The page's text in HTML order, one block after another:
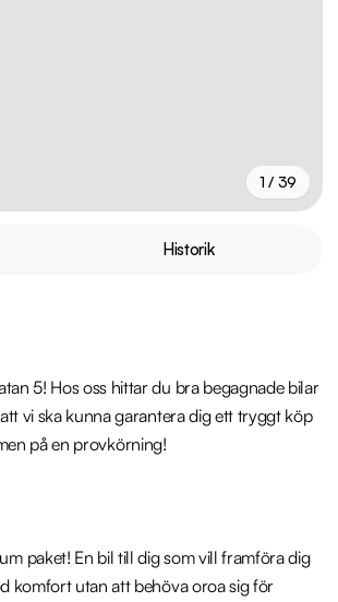
1 / 39
Historik
5! Hos oss hittar du bra begagnade bilar
vi ska kunna garantera dig ett tryggt köp
på en provkörning!
paket! En bil till dig som vill framföra dig
komfort utan att behöva oroa sig för